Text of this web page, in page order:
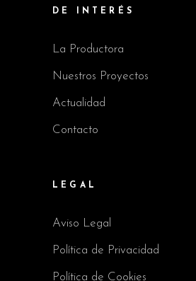
DE INTERÉS
La Productora
Nuestros Proyectos
Actualidad
Contacto
LEGAL
Aviso Legal
Política de Privacidad
Política de Cookies